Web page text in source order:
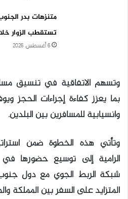
متنزهات بدر
تستقطب الزوار
6 أغسطس، 2026
وتسهم الاتفاقية في تنسيق
بما يعزز كفاءة إجراءات الحجز
وانسيابية للمسافرين بين البلدين.
وتأتي هذه الخطوة ضمن
الرامية إلى توسيع حضورها في
شبكة الربط الجوي مع دول
المتزايد على السفر بين المملكة